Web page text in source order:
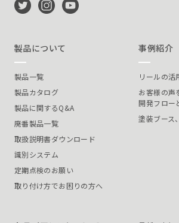
製品について
製品一覧
製品カタログ
製品に関するQ&A
廃番製品一覧
取扱説明書ダウンロード
識別システム
定期点検のお願い
取り付け方でお困りの方へ
事例紹介
リールの活
お客様の声
開発フロー
塗装ブース